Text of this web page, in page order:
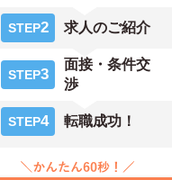
STEP2 求人のご紹介
STEP3
面接・条件交
渉
STEP4 転職成功！